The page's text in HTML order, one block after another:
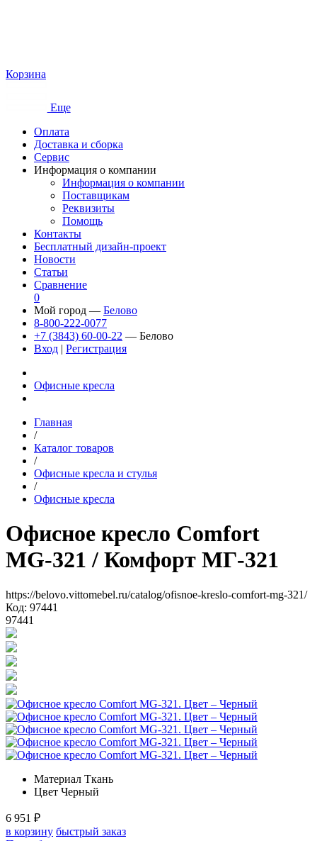
Корзина
Еще
Оплата
Доставка и сборка
Сервис
Информация о компании
Информация о компании
Поставщикам
Реквизиты
Помощь
Контакты
Бесплатный дизайн-проект
Новости
Статьи
Сравнение
0
Мой город — Белово
8-800-222-0077
+7 (3843) 60-00-22 — Белово
Вход | Регистрация
Офисные кресла
Главная
/
Каталог товаров
/
Офисные кресла и стулья
/
Офисные кресла
Офисное кресло Comfort
MG-321 / Комфорт МГ-321
https://belovo.vittomebel.ru/catalog/ofisnoe-kreslo-comfort-mg-321/
Код: 97441
97441
Материал Ткань
Цвет Черный
6 951 ₽
в корзину быстрый заказ